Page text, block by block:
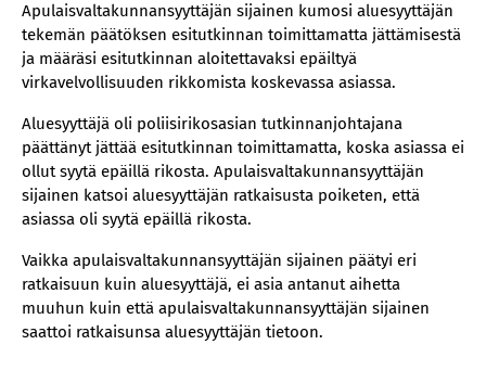
Apulaisvaltakunnansyyttäjän sijainen kumosi aluesyyttäjän
tekemän päätöksen esitutkinnan toimittamatta jättämisestä
ja määräsi esitutkinnan aloitettavaksi epäiltyä
virkavelvollisuuden rikkomista koskevassa asiassa.
Aluesyyttäjä oli poliisirikosasian tutkinnanjohtajana
päättänyt jättää esitutkinnan toimittamatta, koska asiassa ei
ollut syytä epäillä rikosta. Apulaisvaltakunnansyyttäjän
sijainen katsoi aluesyyttäjän ratkaisusta poiketen, että
asiassa oli syytä epäillä rikosta.
Vaikka apulaisvaltakunnansyyttäjän sijainen päätyi eri
ratkaisuun kuin aluesyyttäjä, ei asia antanut aihetta
muuhun kuin että apulaisvaltakunnansyyttäjän sijainen
saattoi ratkaisunsa aluesyyttäjän tietoon.